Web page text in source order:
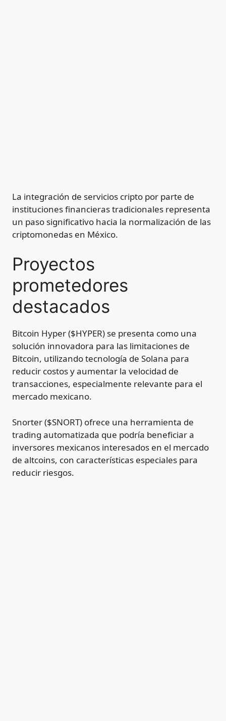
La integración de servicios cripto por parte de
instituciones financieras tradicionales representa
un paso significativo hacia la normalización de las
criptomonedas en México.
Proyectos
prometedores
destacados
Bitcoin Hyper ($HYPER) se presenta como una
solución innovadora para las limitaciones de
Bitcoin, utilizando tecnología de Solana para
reducir costos y aumentar la velocidad de
transacciones, especialmente relevante para el
mercado mexicano.
Snorter ($SNORT) ofrece una herramienta de
trading automatizada que podría beneficiar a
inversores mexicanos interesados en el mercado
de altcoins, con características especiales para
reducir riesgos.